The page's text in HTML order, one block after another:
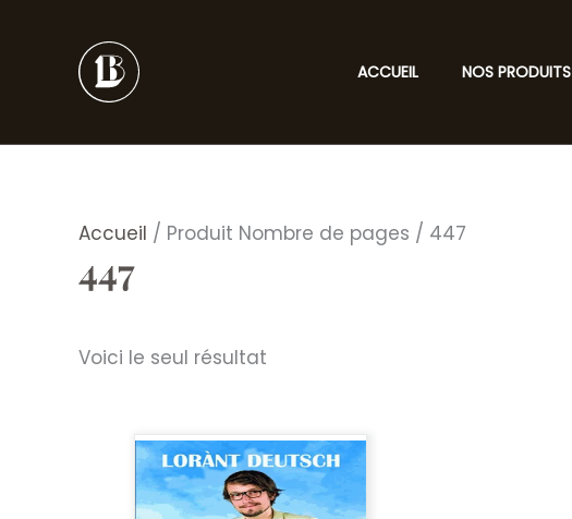
ACCUEIL NOS PRODUITS
Accueil / Produit Nombre de pages / 447
447
Voici le seul résultat